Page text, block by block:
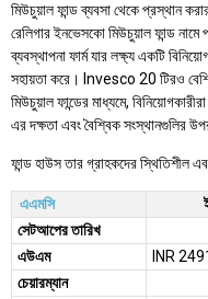
মিউচুয়াল ফান্ড ব্যবসা থেকে প্রস্থান
রেলিগার ইনভেসকো মিউচুয়াল ফান্ড
ব্যবস্থাপনা ফার্ম যার লক্ষ্য একটি
সহায়তা করে। Invesco 20 টিরও
মিউচুয়াল ফান্ডের মাধ্যমে,
এর দক্ষতা এবং বৈশ্বিক সংস্থানগুলির
ফান্ড হাউস তার গ্রাহকদের স্থিতিশীল
এএমসি
সেটআপের তারিখ
এউএম
INR
চেয়ারম্যান